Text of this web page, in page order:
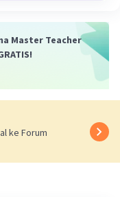
Master Teacher
ke Forum